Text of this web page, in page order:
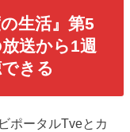
生活』第5
送から1週
きる
ポータルTveとカ